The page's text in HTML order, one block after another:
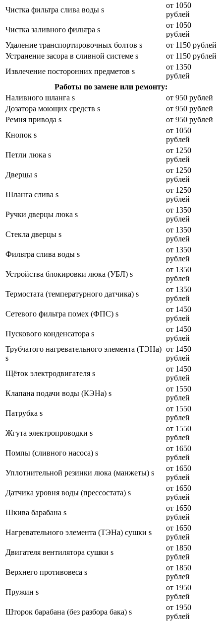
Чистка фильтра слива воды s
от 1050
рублей
Чистка заливного фильтра s
от 1050
рублей
Удаление транспортировочных болтов s
от 1150 рублей
Устранение засора в сливной системе s
от 1150 рублей
Извлечение посторонних предметов s
от 1350
рублей
Работы по замене или ремонту:
Наливного шланга s
от 950 рублей
Дозатора моющих средств s
от 950 рублей
Ремня привода s
от 950 рублей
Кнопок s
от 1050
рублей
Петли люка s
от 1250
рублей
Дверцы s
от 1250
рублей
Шланга слива s
от 1250
рублей
Ручки дверцы люка s
от 1350
рублей
Стекла дверцы s
от 1350
рублей
Фильтра слива воды s
от 1350
рублей
Устройства блокировки люка (УБЛ) s
от 1350
рублей
Термостата (температурного датчика) s
от 1350
рублей
Сетевого фильтра помех (ФПС) s
от 1450
рублей
Пускового конденсатора s
от 1450
рублей
Трубчатого нагревательного элемента (ТЭНа)
s
от 1450
рублей
Щёток электродвигателя s
от 1450
рублей
Клапана подачи воды (КЭНа) s
от 1550
рублей
Патрубка s
от 1550
рублей
Жгута электропроводки s
от 1550
рублей
Помпы (сливного насоса) s
от 1650
рублей
Уплотнительной резинки люка (манжеты) s
от 1650
рублей
Датчика уровня воды (прессостата) s
от 1650
рублей
Шкива барабана s
от 1650
рублей
Нагревательного элемента (ТЭНа) сушки s
от 1650
рублей
Двигателя вентилятора сушки s
от 1850
рублей
Верхнего противовеса s
от 1850
рублей
Пружин s
от 1950
рублей
Шторок барабана (без разбора бака) s
от 1950
рублей